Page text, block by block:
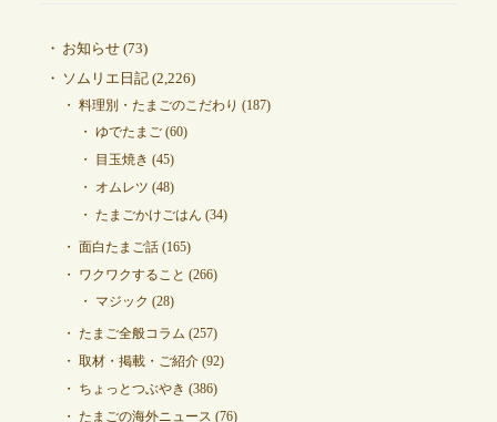
お知らせ(73)
ソムリエ日記(2,226)
料理別・たまごのこだわり (187)
ゆでたまご(60)
目玉焼き (45)
オムレツ (48)
たまごかけごはん (34)
面白たまご話(165)
ワクワクすること (266)
マジック (28)
たまご全般コラム (257)
取材・掲載・ご紹介(92)
ちょっとつぶやき (386)
たまごの海外ニュース (76)